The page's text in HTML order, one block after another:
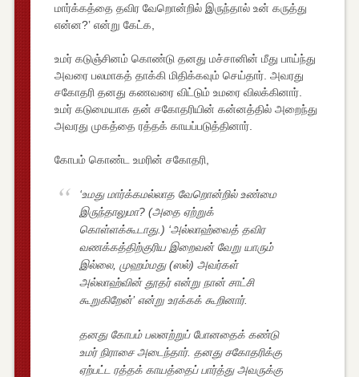
மார்க்கத்தை தவிர வேறொன்றில் இருந்தால் உன் கருத்து
என்ன?’ என்று கேட்க,
உமர் கடுஞ்சினம் கொண்டு தனது மச்சானின் மீது பாய்ந்து
அவரை பலமாகத் தாக்கி மிதிக்கவும் செய்தார். அவரது
சகோதரி தனது கணவரை விட்டும் உமரை விலக்கினார்.
உமர் கடுமையாக தன் சகோதரியின் கன்னத்தில் அறைந்து
அவரது முகத்தை ரத்தக் காயப்படுத்தினார்.
கோபம் கொண்ட உமரின் சகோதரி,
‘உமது மார்க்கமல்லாத வேறொன்றில் உண்மை
இருந்தாலுமா? (அதை ஏற்றுக்
கொள்ளக்கூடாது.) ‘அல்லாஹ்வைத் தவிர
வணக்கத்திற்குரிய இறைவன் வேறு யாரும்
இல்லை, முஹம்மது (ஸல்) அவர்கள்
அல்லாஹ்வின் தூதர் என்று நான் சாட்சி
கூறுகிறேன்’ என்று உரக்கக் கூறினார்.
தனது கோபம் பலனற்றுப் போனதைக் கண்டு
உமர் நிராசை அடைந்தார். தனது சகோதரிக்கு
ஏற்பட்ட ரத்தக் காயத்தைப் பார்த்து அவருக்கு